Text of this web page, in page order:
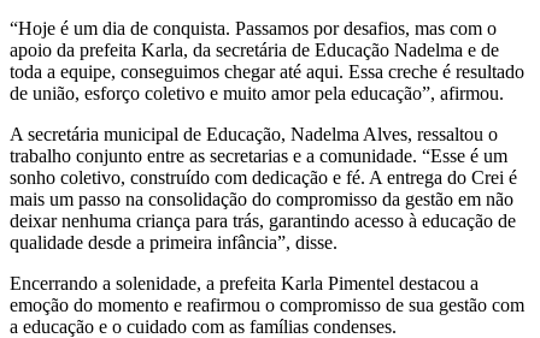
“Hoje é um dia de conquista. Passamos por desafios, mas com o
apoio da prefeita Karla, da secretária de Educação Nadelma e de
toda a equipe, conseguimos chegar até aqui. Essa creche é resultado
de união, esforço coletivo e muito amor pela educação”, afirmou.
A secretária municipal de Educação, Nadelma Alves, ressaltou o
trabalho conjunto entre as secretarias e a comunidade. “Esse é um
sonho coletivo, construído com dedicação e fé. A entrega do Crei é
mais um passo na consolidação do compromisso da gestão em não
deixar nenhuma criança para trás, garantindo acesso à educação de
qualidade desde a primeira infância”, disse.
Encerrando a solenidade, a prefeita Karla Pimentel destacou a
emoção do momento e reafirmou o compromisso de sua gestão com
a educação e o cuidado com as famílias condenses.